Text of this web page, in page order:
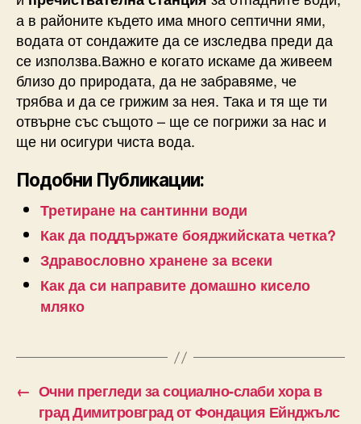
а в районите където има много септични ями,
водата от сондажите да се изследва преди да
се използва.Важно е когато искаме да живеем
близо до природата, да не забравяме, че
трябва и да се грижим за нея. Така и тя ще ти
отвърне със същото – ще се погрижи за нас и
ще ни осигури чиста вода.
Подобни Публикации:
Третиране на сантинни води
Как да поддържате бояджийската четка?
Здравословно хранене за всеки
Как да си направите домашно кисело
мляко
← Очни прегледи за социално-слаби хора в
град Димитровград от Фондация Ейнджълс